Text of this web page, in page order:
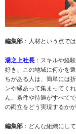
編集部 ：人材という点で
湯之上社長 ：スキルや経
好き、この地域に何かを
ちがある人は、簡単には
ンや縁あって集まってく
ん、条件や待遇がすべて
の両立をどう実現するか
編集部 ：どんな組織にし